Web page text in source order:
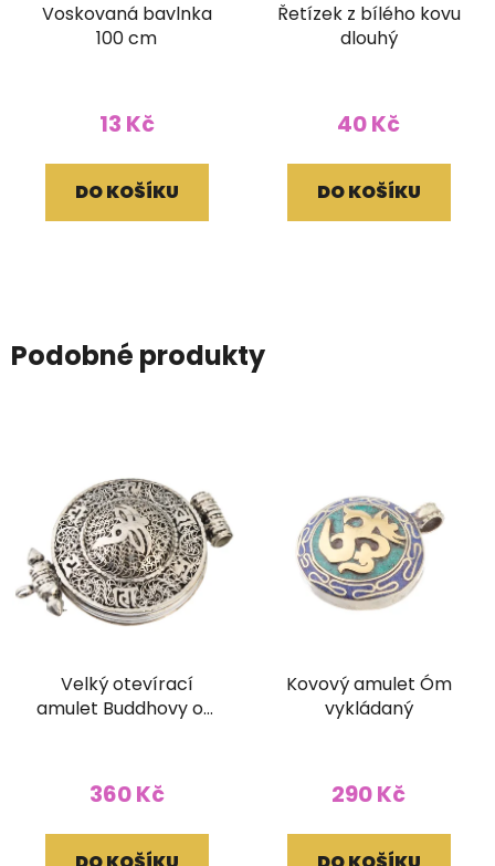
Voskovaná bavlnka
100 cm
13 Kč
DO KOŠÍKU
Řetízek z bílého kovu
dlouhý
40 Kč
DO KOŠÍKU
Podobné produkty
Velký otevírací
amulet Buddhovy oči
360 Kč
Kovový amulet Óm
vykládaný
290 Kč